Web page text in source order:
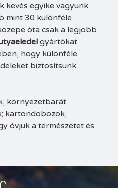
kevés egyike vagyunk
mint 30 különféle
óta csak a legjobb
gyártókat
hogy különféle
biztosítsunk
környezetbarát
kartondobozok,
óvjuk a természetet és